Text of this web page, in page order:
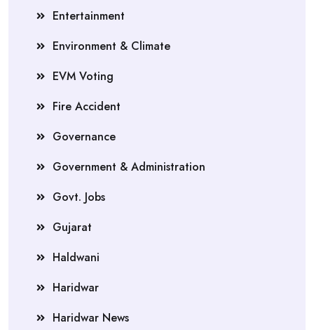
Entertainment
Environment & Climate
EVM Voting
Fire Accident
Governance
Government & Administration
Govt. Jobs
Gujarat
Haldwani
Haridwar
Haridwar News